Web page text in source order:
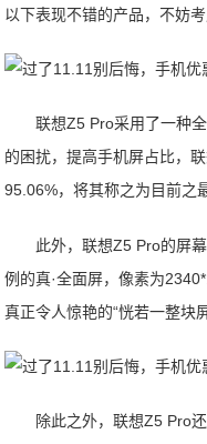
以下表现不错的产品，不妨考
联想Z5 Pro采用了一种
的困扰，提高手机屏占比，
95.06%，将其称之为目前之
此外，联想Z5 Pro的屏
例的真·全面屏，像素为
真正令人惊艳的“恍若一整块
除此之外，联想Z5 Pro